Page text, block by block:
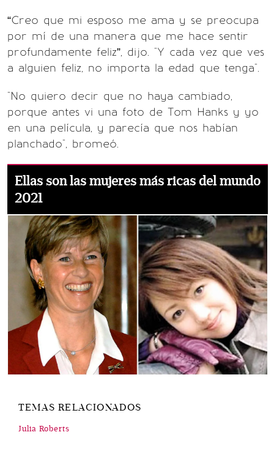
“Creo que mi esposo me ama y se preocupa
por mí de una manera que me hace sentir
profundamente feliz”, dijo. "Y cada vez que ves
a alguien feliz, no importa la edad que tenga".
"No quiero decir que no haya cambiado,
porque antes vi una foto de Tom Hanks y yo
en una película, y parecía que nos habían
planchado", bromeó.
Ellas son las mujeres más ricas del mundo
2021
TEMAS RELACIONADOS
Julia Roberts